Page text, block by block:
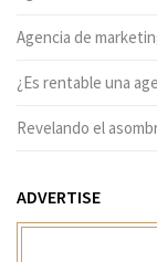
Agencia de
¿Es rentable una
Revelando el
ADVERTISE